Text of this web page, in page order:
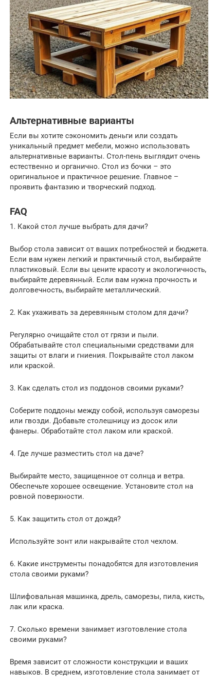
Альтернативные варианты
Если вы хотите сэкономить деньги или создать
уникальный предмет мебели, можно использовать
альтернативные варианты. Стол-пень выглядит очень
естественно и органично. Стол из бочки – это
оригинальное и практичное решение. Главное –
проявить фантазию и творческий подход.
FAQ
1. Какой стол лучше выбрать для дачи?
Выбор стола зависит от ваших потребностей и бюджета.
Если вам нужен легкий и практичный стол, выбирайте
пластиковый. Если вы цените красоту и экологичность,
выбирайте деревянный. Если вам нужна прочность и
долговечность, выбирайте металлический.
2. Как ухаживать за деревянным столом для дачи?
Регулярно очищайте стол от грязи и пыли.
Обрабатывайте стол специальными средствами для
защиты от влаги и гниения. Покрывайте стол лаком
или краской.
3. Как сделать стол из поддонов своими руками?
Соберите поддоны между собой, используя саморезы
или гвозди. Добавьте столешницу из досок или
фанеры. Обработайте стол лаком или краской.
4. Где лучше разместить стол на даче?
Выбирайте место, защищенное от солнца и ветра.
Обеспечьте хорошее освещение. Установите стол на
ровной поверхности.
5. Как защитить стол от дождя?
Используйте зонт или накрывайте стол чехлом.
6. Какие инструменты понадобятся для изготовления
стола своими руками?
Шлифовальная машинка, дрель, саморезы, пила, кисть,
лак или краска.
7. Сколько времени занимает изготовление стола
своими руками?
Время зависит от сложности конструкции и ваших
навыков. В среднем, изготовление стола занимает от